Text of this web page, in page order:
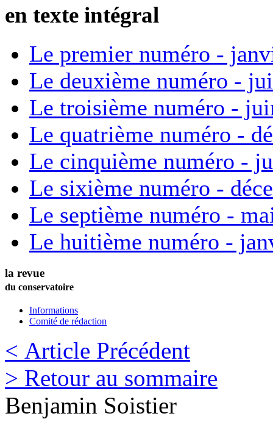
en texte intégral
Le premier numéro -
Le deuxième numéro -
Le troisième numéro -
Le quatrième numéro -
Le cinquième numéro -
Le sixième numéro -
Le septième numéro -
Le huitième numéro -
la revue
du conservatoire
Informations
Comité de rédaction
< Article Précédent
> Retour au sommaire
Benjamin Soistier